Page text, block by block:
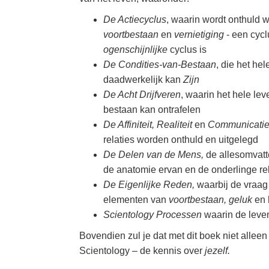
De Actiecyclus, waarin wordt onthuld
voortbestaan en vernietiging - een
ogenschijnlijke cyclus is
De Condities-van-Bestaan, die het
daadwerkelijk kan Zijn
De Acht Drijfveren, waarin het hele
bestaan kan ontrafelen
De Affiniteit, Realiteiten
relaties worden onthuld en uitgelegd
De Delen van de Mens, de
de anatomie ervan en de onderlinge
De Eigenlijke Reden, waarbij de
elementen van voortbestaan, geluken
Scientology Processen waarin de
Bovendien zul je dat met dit boek niet
Scientology – de kennis over jezelf.